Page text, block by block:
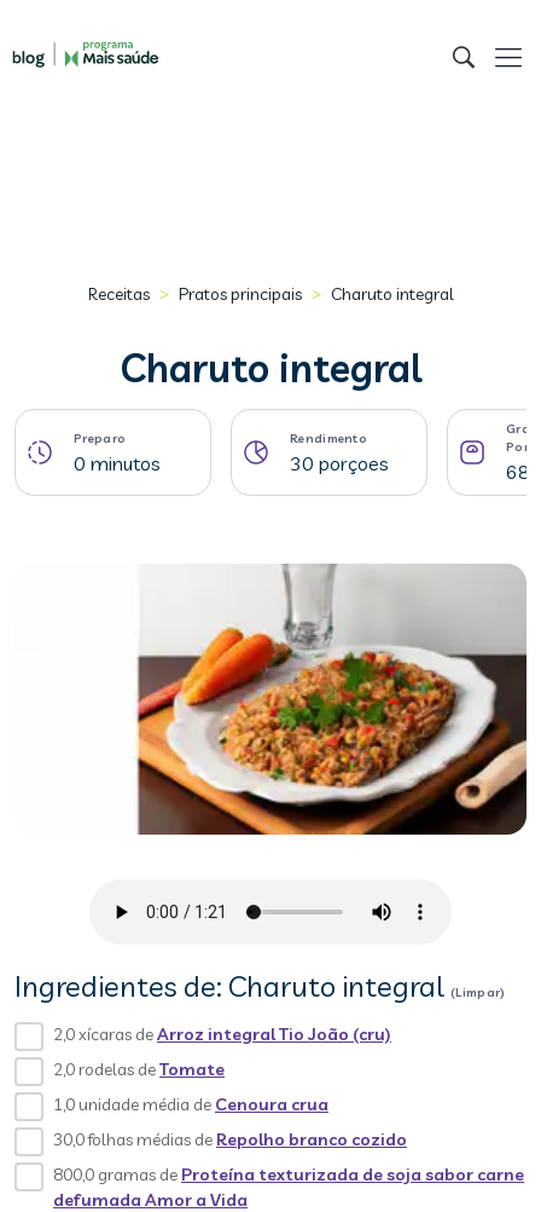
Receitas > Pratos principais > Charuto integral
Charuto integral
Preparo
0 minutos
Rendimento
30 porçoes 68
Ingredientes de: Charuto integral (Limpar)
2,0 xícaras deArroz integral Tio João (cru)
2,0 rodelas deTomate
1,0 unidade média de Cenoura crua
30,0 folhas médias de Repolho branco cozido
800,0 gramas de Proteína texturizada de soja sabor carne
defumada Amor a Vida